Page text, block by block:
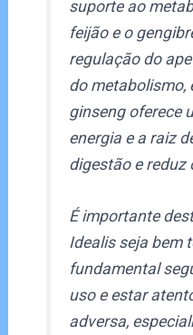
suporte ao
feijão e o
regulação do
do metabolismo,
ginseng oferece
energia e a raiz
digestão e reduz
É importante
Idealis seja bem
fundamental
uso e estar
adversa,